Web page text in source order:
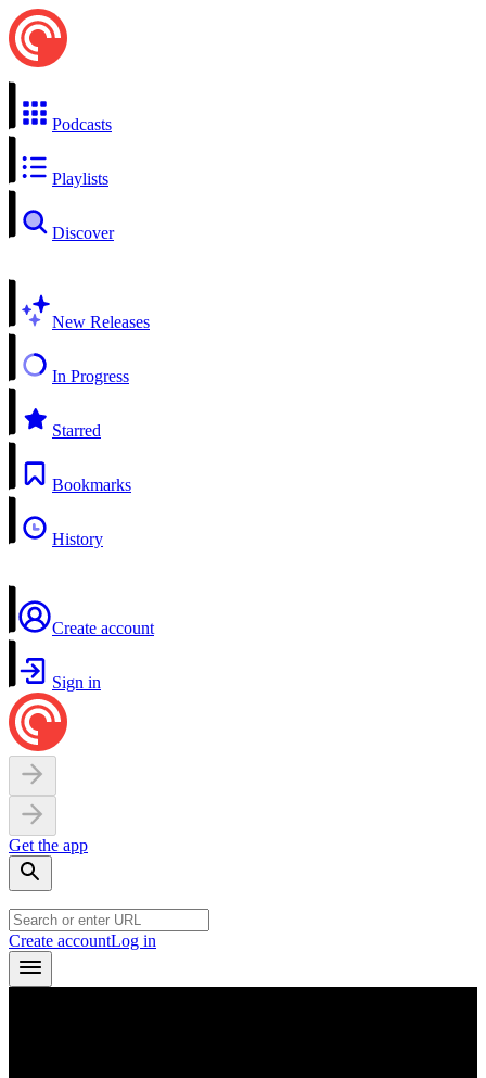
Podcasts
Playlists
Discover
New Releases
In Progress
Starred
Bookmarks
History
Create account
Sign in
Get the app
Create accountLog in